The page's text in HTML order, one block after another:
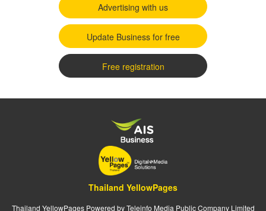
Advertising with us
Update Business for free
Free registration
Thailand YellowPages
Thailand YellowPages Powered by Teleinfo Media Public Company Limited